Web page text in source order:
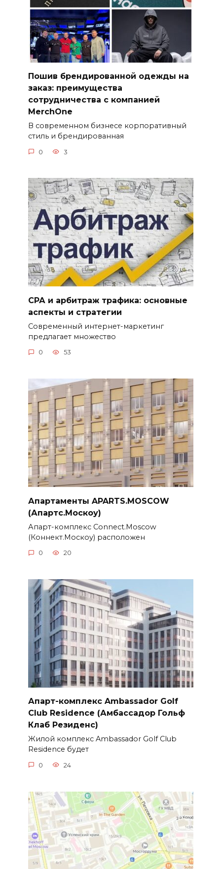
Пошив брендированной одежды на
заказ: преимущества
сотрудничества с компанией
MerchOne
В современном бизнесе корпоративный
стиль и брендированная
0 3
СРА и арбитраж трафика: основные
аспекты и стратегии
Современный интернет-маркетинг
предлагает множество
0 53
Апартаменты APARTS.MOSCOW
(Апартс.Москоу)
Апарт-комплекс Connect.Moscow
(Коннект.Москоу) расположен
0 20
Апарт-комплекс Ambassador Golf
Club Residence (Амбассадор Гольф
Клаб Резиденс)
Жилой комплекс Ambassador Golf Club
Residence будет
0 24